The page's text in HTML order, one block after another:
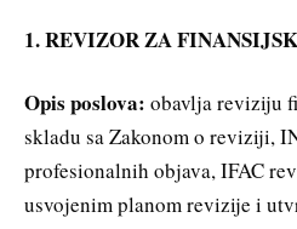
1. REVIZOR ZA
Opis poslova: obavlja reviziju
skladu sa Zakonom o reviziji,
profesionalnih objava, IFAC
usvojenim planom revizije i